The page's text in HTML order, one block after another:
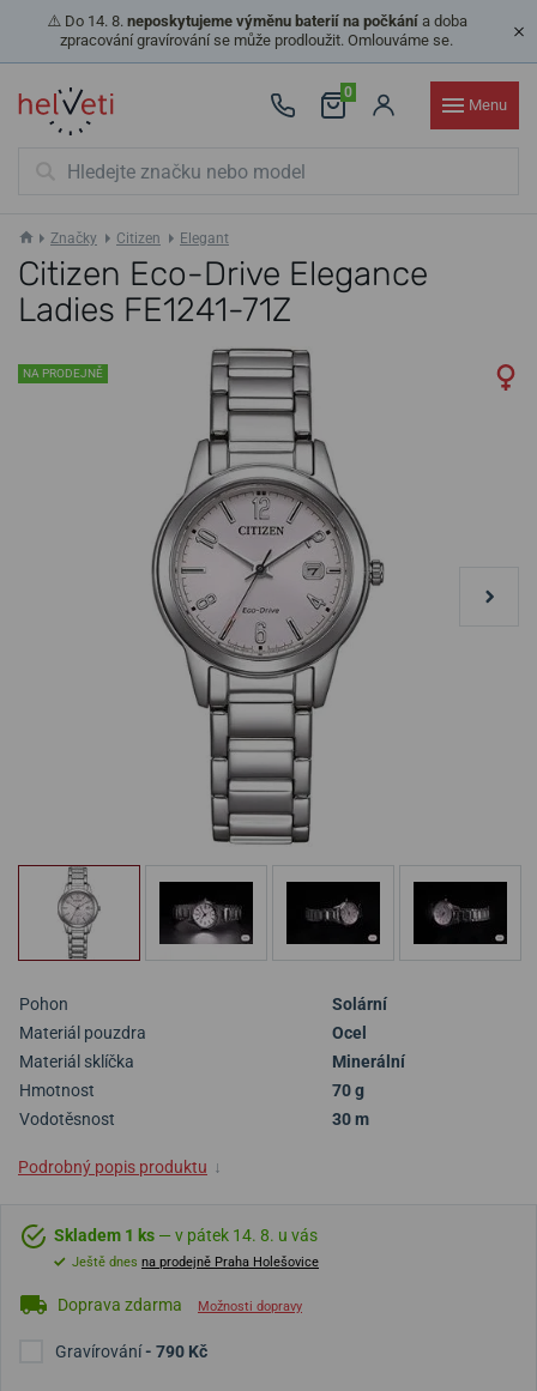
⚠️ Do 14. 8. neposkytujeme výměnu baterií na počkánía doba
zpracování gravírování se může prodloužit. Omlouváme se.
0
Menu
Značky Citizen Elegant
Citizen Eco-Drive Elegance
Ladies FE1241-71Z
NA PRODEJNĚ
Pohon
Solární
Materiál pouzdra
Ocel
Materiál sklíčka
Minerální
Hmotnost
70 g
Vodotěsnost
30 m
Podrobný popis produktu ↓
Skladem 1 ks — v pátek 14. 8. u vás
Ještě dnes na prodejně Praha Holešovice
Doprava zdarma Možnosti dopravy
Gravírování- 790 Kč